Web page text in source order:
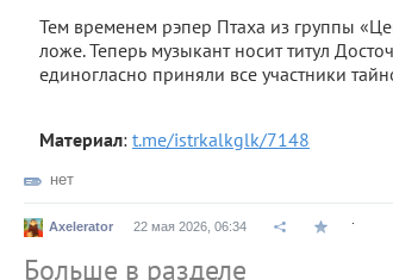
Тем временем рэпер Птаха из группы
ложе. Теперь музыкант носит титул
единогласно приняли все участники
Материал: t.me/istrkalkglk/7148
нет
Axelerator 22 мая 2026, 06:34
Больше в разделе